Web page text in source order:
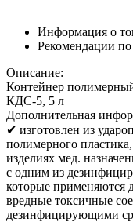
Информация о
Рекомендации
Описание:
Контейнер
КДС-5, 5 л
Дополнительная
✔ изготовлен из
полимерного
изделиях мед.
с одним из
которые применяются
вредные токсичные
дезинфицирующими